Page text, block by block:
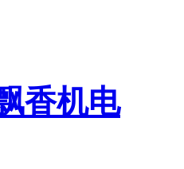
香机电